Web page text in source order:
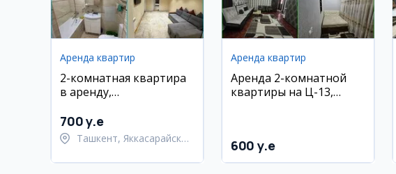
Аренда квартир
2-комнатная квартира
в аренду,
Шота Руставели
700 y.e
Ташкент, Яккасарайский
Аренда квартир
Аренда 2-комнатной
квартиры на Ц-13,
600 y.e